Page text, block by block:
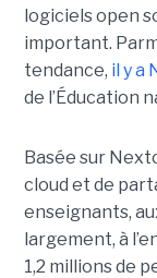
logiciels open
important.
tendance, il y a
de l’Éducation
Basée sur
cloud et de
enseignants,
largement, à
1,2 millions de